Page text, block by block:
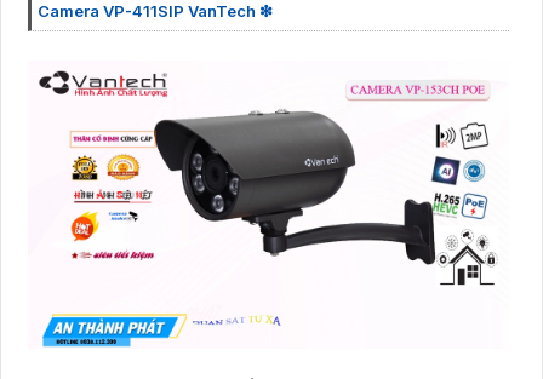
Camera VP-411SIP VanTech ❇